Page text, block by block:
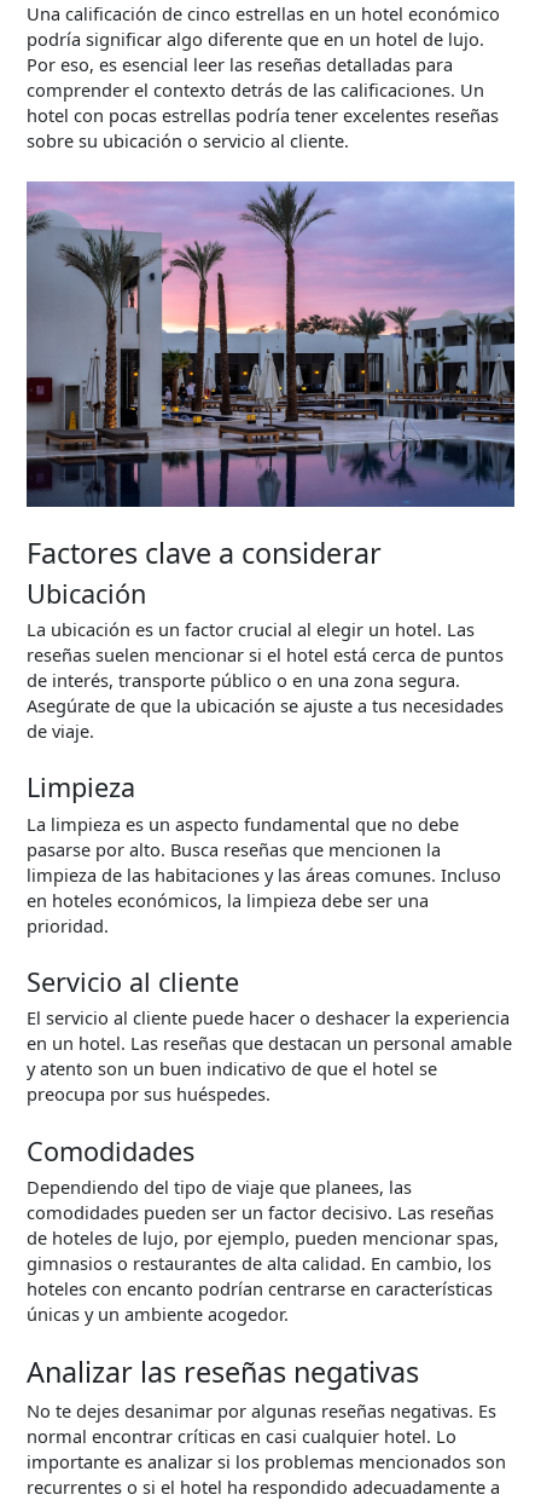
Una calificación de cinco estrellas en un hotel económico
podría significar algo diferente que en un hotel de lujo.
Por eso, es esencial leer las reseñas detalladas para
comprender el contexto detrás de las calificaciones. Un
hotel con pocas estrellas podría tener excelentes reseñas
sobre su ubicación o servicio al cliente.
Factores clave a considerar
Ubicación
La ubicación es un factor crucial al elegir un hotel. Las
reseñas suelen mencionar si el hotel está cerca de puntos
de interés, transporte público o en una zona segura.
Asegúrate de que la ubicación se ajuste a tus necesidades
de viaje.
Limpieza
La limpieza es un aspecto fundamental que no debe
pasarse por alto. Busca reseñas que mencionen la
limpieza de las habitaciones y las áreas comunes. Incluso
en hoteles económicos, la limpieza debe ser una
prioridad.
Servicio al cliente
El servicio al cliente puede hacer o deshacer la experiencia
en un hotel. Las reseñas que destacan un personal amable
y atento son un buen indicativo de que el hotel se
preocupa por sus huéspedes.
Comodidades
Dependiendo del tipo de viaje que planees, las
comodidades pueden ser un factor decisivo. Las reseñas
de hoteles de lujo, por ejemplo, pueden mencionar spas,
gimnasios o restaurantes de alta calidad. En cambio, los
hoteles con encanto podrían centrarse en características
únicas y un ambiente acogedor.
Analizar las reseñas negativas
No te dejes desanimar por algunas reseñas negativas. Es
normal encontrar críticas en casi cualquier hotel. Lo
importante es analizar si los problemas mencionados son
recurrentes o si el hotel ha respondido adecuadamente a